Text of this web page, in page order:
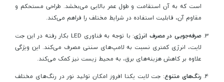
است که به آن استقامت و طول عمر بالایی می‌بخشد. طراحی مستحکم و
مقاوم آن، قابلیت استفاده در شرایط مختلف را فراهم می‌کند.
صرفه‌جویی در مصرف انرژی
: با توجه به فناوری LED بکار رفته در این جت
لایت، انرژی کمتری نسبت به لامپ‌های سنتی مصرف می‌کند. این ویژگی
علاوه بر کاهش هزینه‌های برق، به محیط زیست نیز کمک می‌کند.
رنگ‌های متنوع: جت لایت یکتا افروز امکان تولید نور در رنگ‌های مختلف